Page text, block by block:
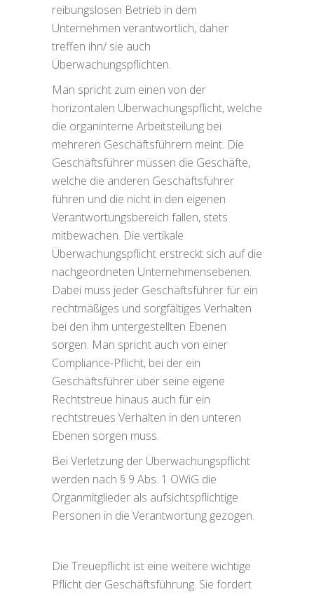
reibungslosen Betrieb in dem
Unternehmen verantwortlich, daher
treffen ihn/ sie auch
Überwachungspflichten.
Man spricht zum einen von der
horizontalen Überwachungspflicht, welche
die organinterne Arbeitsteilung bei
mehreren Geschäftsführern meint. Die
Geschäftsführer müssen die Geschäfte,
welche die anderen Geschäftsführer
führen und die nicht in den eigenen
Verantwortungsbereich fallen, stets
mitbewachen. Die vertikale
Überwachungspflicht erstreckt sich auf die
nachgeordneten Unternehmensebenen.
Dabei muss jeder Geschäftsführer für ein
rechtmäßiges und sorgfältiges Verhalten
bei den ihm untergestellten Ebenen
sorgen. Man spricht auch von einer
Compliance-Pflicht, bei der ein
Geschäftsführer über seine eigene
Rechtstreue hinaus auch für ein
rechtstreues Verhalten in den unteren
Ebenen sorgen muss.
Bei Verletzung der Überwachungspflicht
werden nach § 9 Abs. 1 OWiG die
Organmitglieder als aufsichtspflichtige
Personen in die Verantwortung gezogen.
Die Treuepflicht ist eine weitere wichtige
Pflicht der Geschäftsführung. Sie fordert